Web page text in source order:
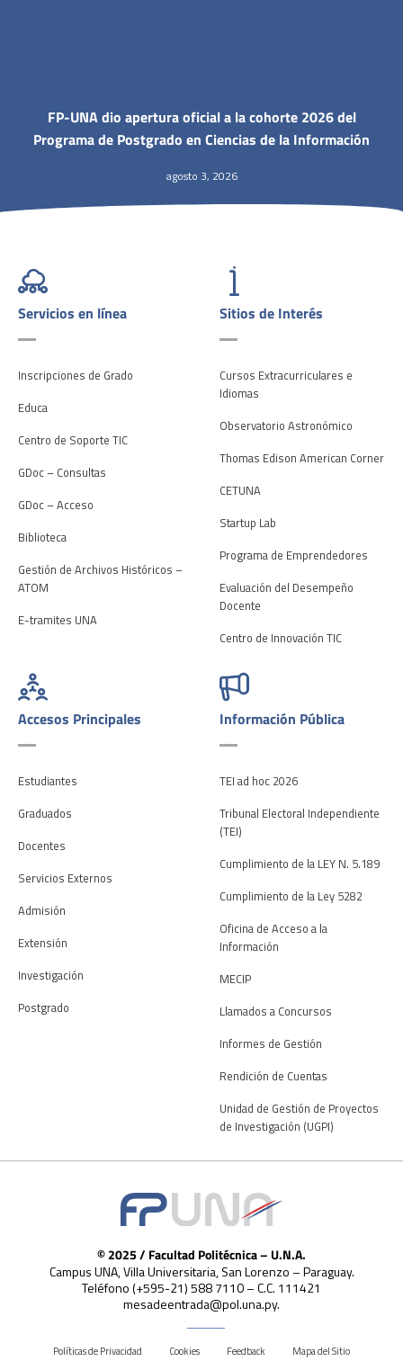
FP-UNA dio apertura oficial a la cohorte 2026 del
Programa de Postgrado en Ciencias de la Información
agosto 3, 2026
Servicios en línea
Inscripciones de Grado
Educa
Centro de Soporte TIC
GDoc – Consultas
GDoc – Acceso
Biblioteca
Gestión de Archivos Históricos –
ATOM
E-tramites UNA
Sitios de Interés
Cursos Extracurriculares e
Idiomas
Observatorio Astronómico
Thomas Edison American Corner
CETUNA
Startup Lab
Programa de Emprendedores
Evaluación del Desempeño
Docente
Centro de Innovación TIC
Accesos Principales
Estudiantes
Graduados
Docentes
Servicios Externos
Admisión
Extensión
Investigación
Postgrado
Información Pública
TEI ad hoc 2026
Tribunal Electoral Independiente
(TEI)
Cumplimiento de la LEY N. 5.189
Cumplimiento de la Ley 5282
Oficina de Acceso a la
Información
MECIP
Llamados a Concursos
Informes de Gestión
Rendición de Cuentas
Unidad de Gestión de Proyectos
de Investigación (UGPI)
© 2025 / Facultad Politécnica – U.N.A.
Campus UNA, Villa Universitaria, San Lorenzo – Paraguay.
Teléfono (+595-21) 588 7110 – C.C. 111421
mesadeentrada@pol.una.py.
Políticas de Privacidad Cookies Feedback Mapa del Sitio